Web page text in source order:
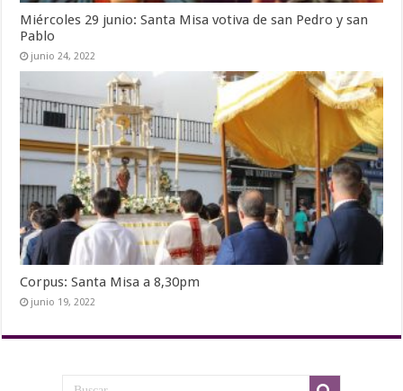
Miércoles 29 junio: Santa Misa votiva de san Pedro y san
Pablo
junio 24, 2022
Corpus: Santa Misa a 8,30pm
junio 19, 2022